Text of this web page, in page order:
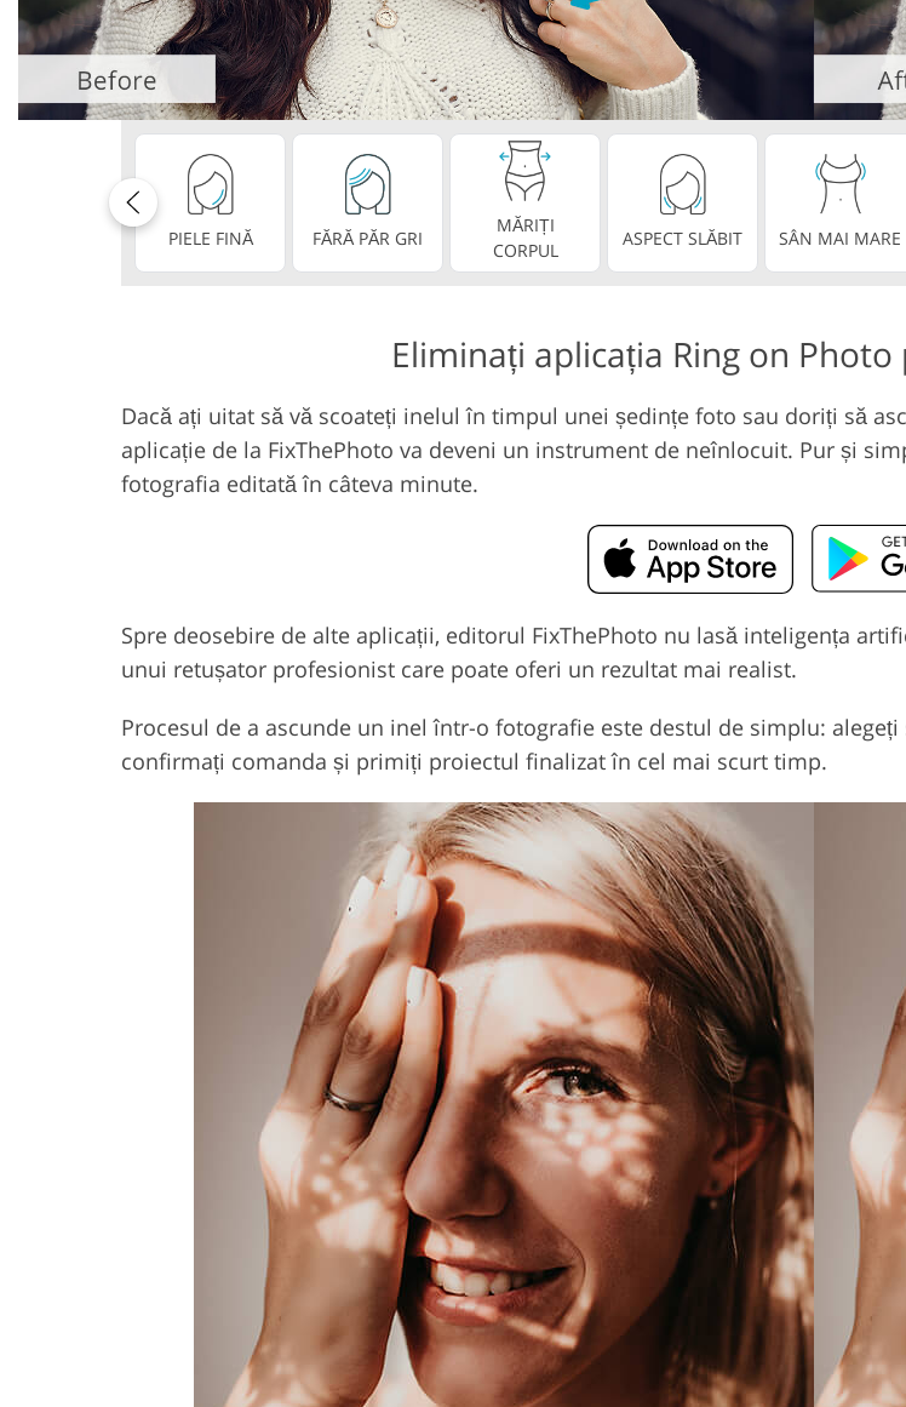
Retusarea produsului
Servicii
Bijuterii Retușând Servicii Date de Antrenament AI
PIELE FINĂ FĂRĂ PĂR GRI
MĂRIȚI
CORPUL
ASPECT SLĂBIT SÂN MAI MARE
Eliminați aplicația Ring on
Dacă ați uitat să vă scoateți inelul în timpul unei ședințe foto sau doriți să
aplicație de la FixThePhoto va deveni un instrument de neînlocuit. Pur și
fotografia editată în câteva minute.
Spre deosebire de alte aplicații, editorul FixThePhoto nu lasă inteligența
unui retușator profesionist care poate oferi un rezultat mai realist.
Procesul de a ascunde un inel într-o fotografie este destul de simplu:
confirmați comanda și primiți proiectul finalizat în cel mai scurt timp.